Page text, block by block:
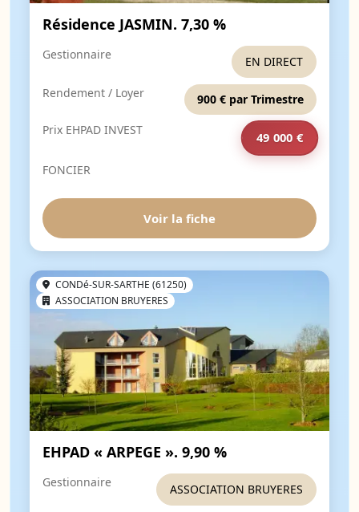
Résidence JASMIN. 7,30 %
Gestionnaire EN DIRECT
Rendement / Loyer
900 € par Trimestre
Prix EHPAD INVEST
49 000 €
FONCIER
Voir la fiche
CONDé-SUR-SARTHE (61250)
ASSOCIATION BRUYERES
EHPAD « ARPEGE ». 9,90 %
Gestionnaire ASSOCIATION BRUYERES